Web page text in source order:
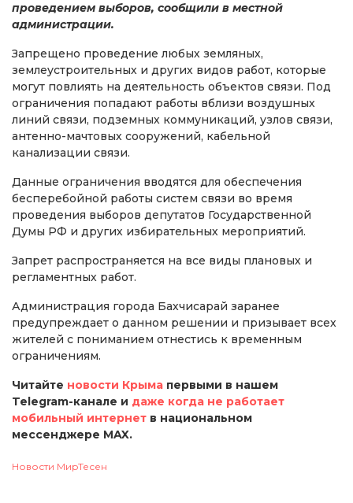
проведением выборов, сообщили в местной
администрации.
Запрещено проведение любых земляных,
землеустроительных и других видов работ, которые
могут повлиять на деятельность объектов связи. Под
ограничения попадают работы вблизи воздушных
линий связи, подземных коммуникаций, узлов связи,
антенно-мачтовых сооружений, кабельной
канализации связи.
Данные ограничения вводятся для обеспечения
бесперебойной работы систем связи во время
проведения выборов депутатов Государственной
Думы РФ и других избирательных мероприятий.
Запрет распространяется на все виды плановых и
регламентных работ.
Администрация города Бахчисарай заранее
предупреждает о данном решении и призывает всех
жителей с пониманием отнестись к временным
ограничениям.
Читайте новости Крыма первыми в нашем
Telegram-канале и даже когда не работает
мобильный интернет в национальном
мессенджере MAX.
Новости МирТесен